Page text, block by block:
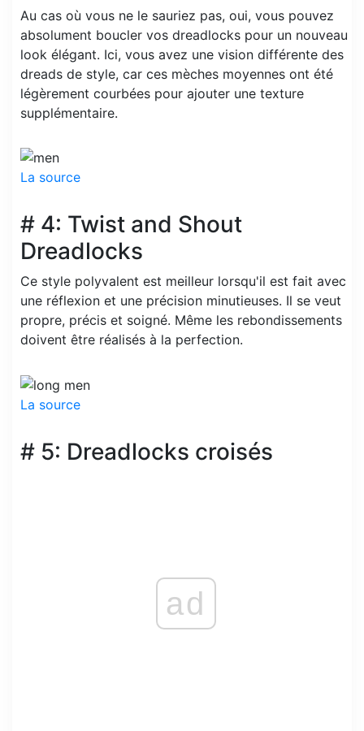
Au cas où vous ne le sauriez pas, oui, vous pouvez
absolument boucler vos dreadlocks pour un nouveau
look élégant. Ici, vous avez une vision différente des
dreads de style, car ces mèches moyennes ont été
légèrement courbées pour ajouter une texture
supplémentaire.
La source
# 4: Twist and Shout
Dreadlocks
Ce style polyvalent est meilleur lorsqu'il est fait avec
une réflexion et une précision minutieuses. Il se veut
propre, précis et soigné. Même les rebondissements
doivent être réalisés à la perfection.
La source
# 5: Dreadlocks croisés
ad